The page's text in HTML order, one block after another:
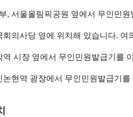
, 서울올림픽공원 옆에서 무인민
회의사당 옆에 위치해 있습니다.
역 시장 옆에서 무인민원발급기를
논현역 광장에서 무인민원발급기